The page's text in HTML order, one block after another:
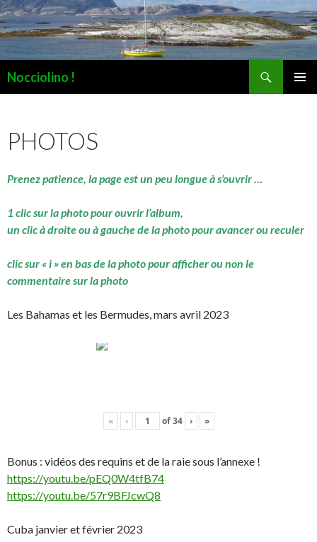
Nocciolino !
PHOTOS
Prenez patience, la page est un peu longue à s’ouvrir …
1 clic sur la photo pour ouvrir l’album,
un clic à droite ou à gauche de la photo pour avancer ou reculer
clic sur « i » en bas de la photo pour afficher ou non le
commentaire sur la photo
Les Bahamas et les Bermudes, mars avril 2023
« ‹ of34 › »
Bonus : vidéos des requins et de la raie sous l’annexe !
https://youtu.be/pEQ0W4tfB74
https://youtu.be/57r9BFJcwQ8
Cuba janvier et février 2023